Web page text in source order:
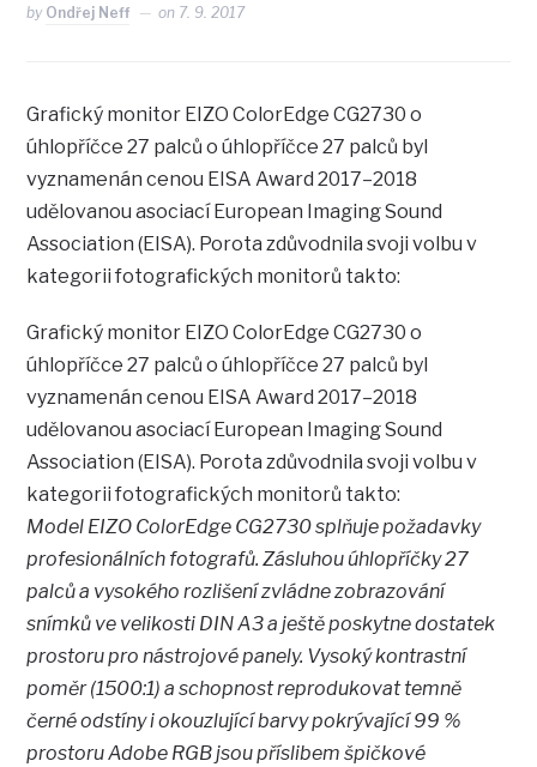
by Ondřej Neff on 7. 9. 2017
Grafický monitor EIZO ColorEdge CG2730 o
úhlopříčce 27 palců o úhlopříčce 27 palců byl
vyznamenán cenou EISA Award 2017–2018
udělovanou asociací European Imaging Sound
Association (EISA). Porota zdůvodnila svoji volbu v
kategorii fotografických monitorů takto:
Grafický monitor EIZO ColorEdge CG2730 o
úhlopříčce 27 palců o úhlopříčce 27 palců byl
vyznamenán cenou EISA Award 2017–2018
udělovanou asociací European Imaging Sound
Association (EISA). Porota zdůvodnila svoji volbu v
kategorii fotografických monitorů takto:
Model EIZO ColorEdge CG2730 splňuje požadavky
profesionálních fotografů. Zásluhou úhlopříčky 27
palců a vysokého rozlišení zvládne zobrazování
snímků ve velikosti DIN A3 a ještě poskytne dostatek
prostoru pro nástrojové panely. Vysoký kontrastní
poměr (1500:1) a schopnost reprodukovat temně
černé odstíny i okouzlující barvy pokrývající 99 %
prostoru Adobe RGB jsou příslibem špičkové